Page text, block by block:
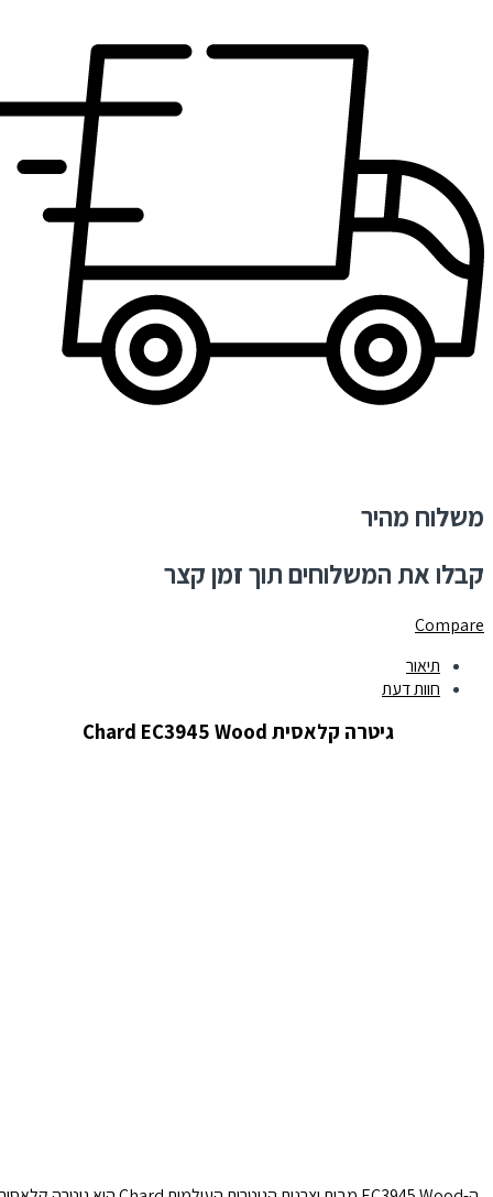
משלוח מהיר
קבלו את המשלוחים תוך זמן קצר
Compare
תיאור
חוות דעת
גיטרה קלאסית Chard EC3945 Wood